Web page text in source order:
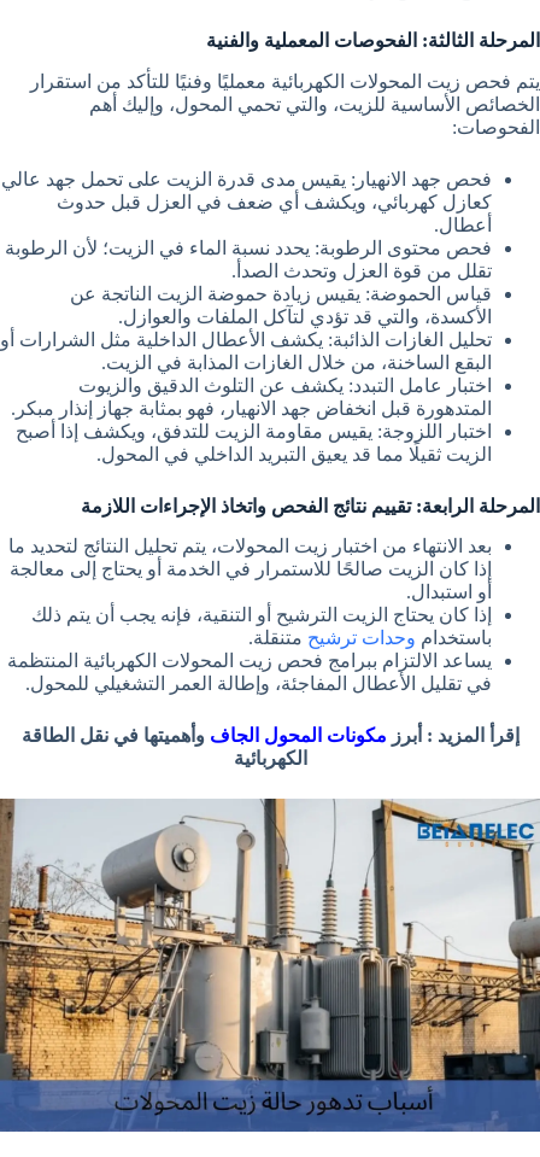
المرحلة الثالثة: الفحوصات المعملية والفنية
يتم فحص زيت المحولات الكهربائية معمليًا وفنيًا للتأكد من استقرار
الخصائص الأساسية للزيت، والتي تحمي المحول، وإليك أهم
الفحوصات:
فحص جهد الانهيار: يقيس مدى قدرة الزيت على تحمل جهد عالي
كعازل كهربائي، ويكشف أي ضعف في العزل قبل حدوث
أعطال.
فحص محتوى الرطوبة: يحدد نسبة الماء في الزيت؛ لأن الرطوبة
تقلل من قوة العزل وتحدث الصدأ.
قياس الحموضة: يقيس زيادة حموضة الزيت الناتجة عن
الأكسدة، والتي قد تؤدي لتآكل الملفات والعوازل.
تحليل الغازات الذائبة: يكشف الأعطال الداخلية مثل الشرارات أو
البقع الساخنة، من خلال الغازات المذابة في الزيت.
اختبار عامل التبدد: يكشف عن التلوث الدقيق والزيوت
المتدهورة قبل انخفاض جهد الانهيار، فهو بمثابة جهاز إنذار مبكر.
اختبار اللزوجة: يقيس مقاومة الزيت للتدفق، ويكشف إذا أصبح
الزيت ثقيلًا مما قد يعيق التبريد الداخلي في المحول.
المرحلة الرابعة: تقييم نتائج الفحص واتخاذ الإجراءات اللازمة
بعد الانتهاء من اختبار زيت المحولات، يتم تحليل النتائج لتحديد ما
إذا كان الزيت صالحًا للاستمرار في الخدمة أو يحتاج إلى معالجة
أو استبدال.
إذا كان يحتاج الزيت الترشيح أو التنقية، فإنه يجب أن يتم ذلك
باستخدام وحدات ترشيح متنقلة.
يساعد الالتزام ببرامج فحص زيت المحولات الكهربائية المنتظمة
في تقليل الأعطال المفاجئة، وإطالة العمر التشغيلي للمحول.
إقرأ المزيد : أبرز مكونات المحول الجاف وأهميتها في نقل الطاقة
الكهربائية